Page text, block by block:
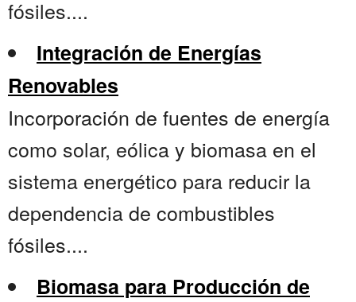
fósiles....
Integración de Energías
Renovables
Incorporación de fuentes de energía
como solar, eólica y biomasa en el
sistema energético para reducir la
dependencia de combustibles
fósiles....
Biomasa para Producción de